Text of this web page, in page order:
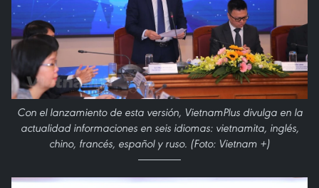
Con el lanzamiento de esta versión, VietnamPlus divulga en la
actualidad informaciones en seis idiomas: vietnamita, inglés,
chino, francés, español y ruso. (Foto: Vietnam +)